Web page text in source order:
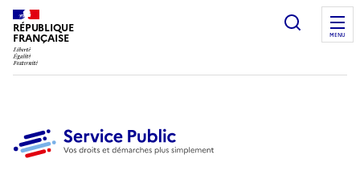
RÉPUBLIQUE
FRANÇAISE
Ouvrir
MENU